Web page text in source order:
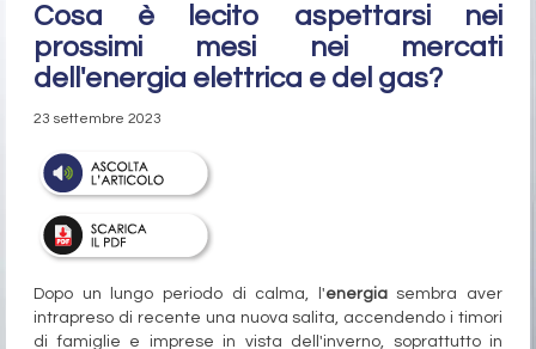
Cosa è lecito aspettarsi nei
prossimi mesi nei mercati
dell'energia elettrica e del gas?
23 settembre 2023
Dopo un lungo periodo di calma, l'energiasembra aver
intrapreso di recente una nuova salita, accendendo i timori
di famiglie e imprese in vista dell'inverno, soprattutto in